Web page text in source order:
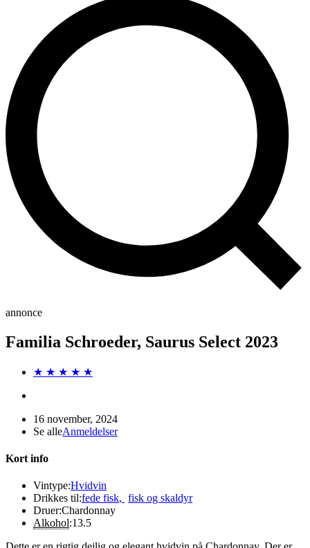
annonce
Familia Schroeder, Saurus Select 2023
★ ★ ★ ★ ★
16 november, 2024
Se alleAnmeldelser
Kort info
Vintype:Hvidvin
Drikkes til:fede fisk, fisk og skaldyr
Druer:Chardonnay
Alkohol:13.5